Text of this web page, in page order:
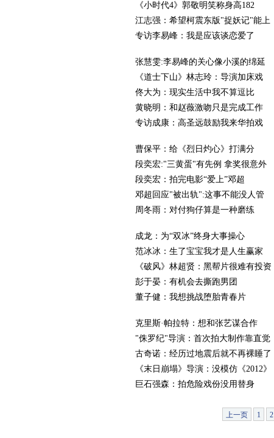
《小时代4》郭敬明笑称身高182
江志强：希望柯震东版"捉妖记"能上
专访李易峰：我是应该谈恋爱了
张慧雯:李易峰的关心像小溪的绵延
《道士下山》林志玲：导演加床戏
佟大为：现实生活中我不算逗比
黄晓明：和赵薇激吻只是完成工作
专访成康：高圣远鼓励我来华拍戏
曹保平：给《烈日灼心》打满分
段奕宏:"三黄蛋"有先例 拿奖很意外
段奕宏：拍完电影“爱上”邓超
邓超回应"被出轨":这事不能没人管
周冬雨：对付狗仔算是一种磨练
成龙：为“双冰”终身大事操心
范冰冰：生了宝宝我才是人生赢家
《破风》林超贤：黑帮片很难有投资
彭于晏：有机会去撕跑男团
董子健：我想挑战堕胎青春片
克里斯·帕拉特：想和张艺谋合作
"侏罗纪"导演：首次拍大制作靠直觉
古奇诺：经历过地震后就不再裸睡了
《末日崩塌》导演：没模仿《2012》
巨石强森：拍危险戏份没用替身
上一页 1 2